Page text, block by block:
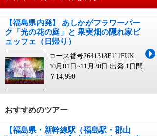
月 日～
月
料金が安い順
料金が高い順
【福島県内発】 あしかがフラワーパー
ク「光の花の庭」と 果実畑の隠れ家ビ
ュッフェ（日帰り）
コース番号2641318F1`1FUK
10月01日~11月30日 出発 1日間
￥14,990
おすすめのツアー
【福島県・新幹線駅（福島駅・郡山